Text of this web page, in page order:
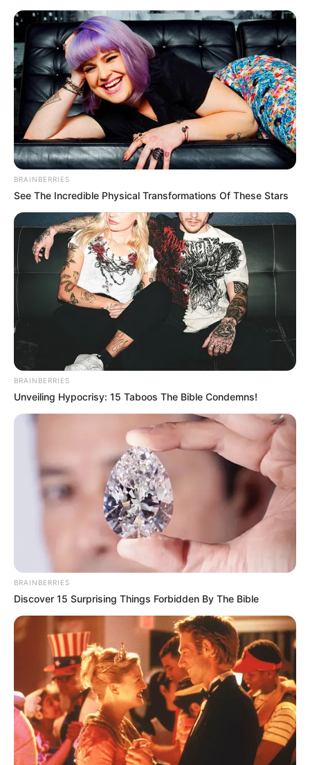
BRAINBERRIES
See The Incredible Physical Transformations Of These Stars
BRAINBERRIES
Unveiling Hypocrisy: 15 Taboos The Bible Condemns!
BRAINBERRIES
Discover 15 Surprising Things Forbidden By The Bible